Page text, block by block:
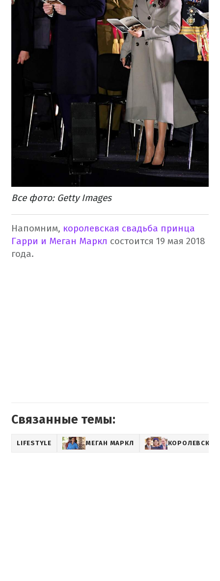
Все фото: Getty Images
Напомним, королевская свадьба принца
Гарри и Меган Маркл состоится 19 мая 2018
года.
Связанные темы:
LIFESTYLE МЕГАН МАРКЛ